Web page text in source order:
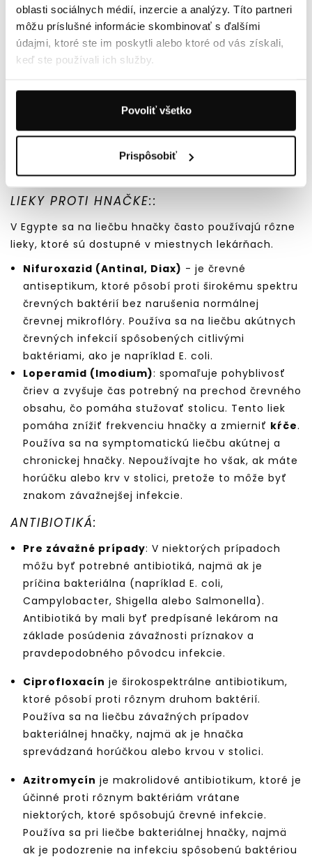
oblasti sociálnych médií, inzercie a analýzy. Títo partneri
môžu príslušné informácie skombinovať s ďalšími
údajmi, ktoré ste im poskytli alebo ktoré od vás získali,
keď ste používali ich služby.
Povoliť všetko
Prispôsobiť
kávové lyžičky cukru a 0,5 až 1 kávovú lyžičku soli.
2. DIÉTA
JEMNÉ, ĽAHKO STRÁVITEĽNÉ POTRAVINY:
Hovädzí alebo slepačí vývar, sušienky, varená
zelenina, ryža, kuracie mäso bez kože. Vyhýbajte
sa mastným, koreneným jedlám a mliečnym
3. LIEKY
LIEKY PROTI HNAČKE::
V Egypte sa na liečbu hnačky často používajú rôzne
lieky, ktoré sú dostupné v miestnych lekárňach.
Nifuroxazid (Antinal, Diax) - je črevné
antiseptikum, ktoré pôsobí proti širokému spektru
črevných baktérií bez narušenia normálnej
črevnej mikroflóry. Používa sa na liečbu akútnych
črevných infekcií spôsobených citlivými
baktériami, ako je napríklad E. coli.
Loperamid (Imodium): spomaľuje pohyblivosť
čriev a zvyšuje čas potrebný na prechod črevného
obsahu, čo pomáha stužovať stolicu. Tento liek
pomáha znížiť frekvenciu hnačky a zmierniť kŕče.
Používa sa na symptomatickú liečbu akútnej a
chronickej hnačky. Nepoužívajte ho však, ak máte
horúčku alebo krv v stolici, pretože to môže byť
znakom závažnejšej infekcie.
ANTIBIOTIKÁ:
Pre závažné prípady: V niektorých prípadoch
môžu byť potrebné antibiotiká, najmä ak je
príčina bakteriálna (napríklad E. coli,
Campylobacter, Shigella alebo Salmonella).
Antibiotiká by mali byť predpísané lekárom na
základe posúdenia závažnosti príznakov a
pravdepodobného pôvodcu infekcie.
Ciprofloxacín je širokospektrálne antibiotikum,
ktoré pôsobí proti rôznym druhom baktérií.
Používa sa na liečbu závažných prípadov
bakteriálnej hnačky, najmä ak je hnačka
sprevádzaná horúčkou alebo krvou v stolici.
Azitromycín je makrolidové antibiotikum, ktoré je
účinné proti rôznym baktériám vrátane
niektorých, ktoré spôsobujú črevné infekcie.
Používa sa pri liečbe bakteriálnej hnačky, najmä
ak je podozrenie na infekciu spôsobenú baktériou